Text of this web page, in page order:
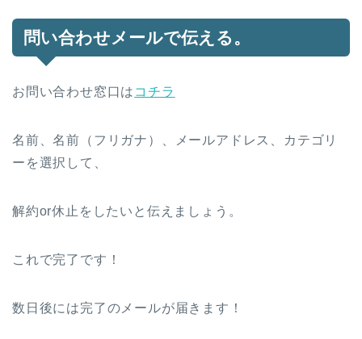
問い合わせメールで伝える。
お問い合わせ窓口は コチラ
名前、名前（フリガナ）、メールアドレス、カテゴリ
ーを選択して、
解約or休止をしたいと伝えましょう。
これで完了です！
数日後には完了のメールが届きます！